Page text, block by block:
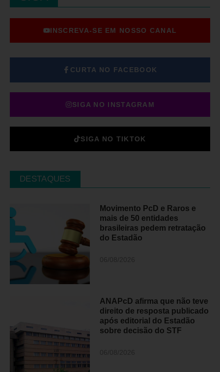
INSCREVA-SE EM NOSSO CANAL
CURTA NO FACEBOOK
SIGA NO INSTAGRAM
SIGA NO TIKTOK
DESTAQUES
Movimento PcD e Raros e
mais de 50 entidades
brasileiras pedem retratação
do Estadão
ANAPcD afirma que não teve
direito de resposta publicado
após editorial do Estadão
sobre decisão do STF